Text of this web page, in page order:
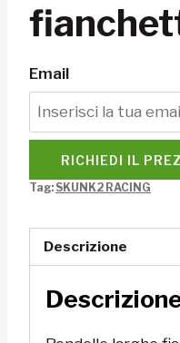
Email
RICHIEDI IL
Tag: SKUNK2 RACING
Descrizione